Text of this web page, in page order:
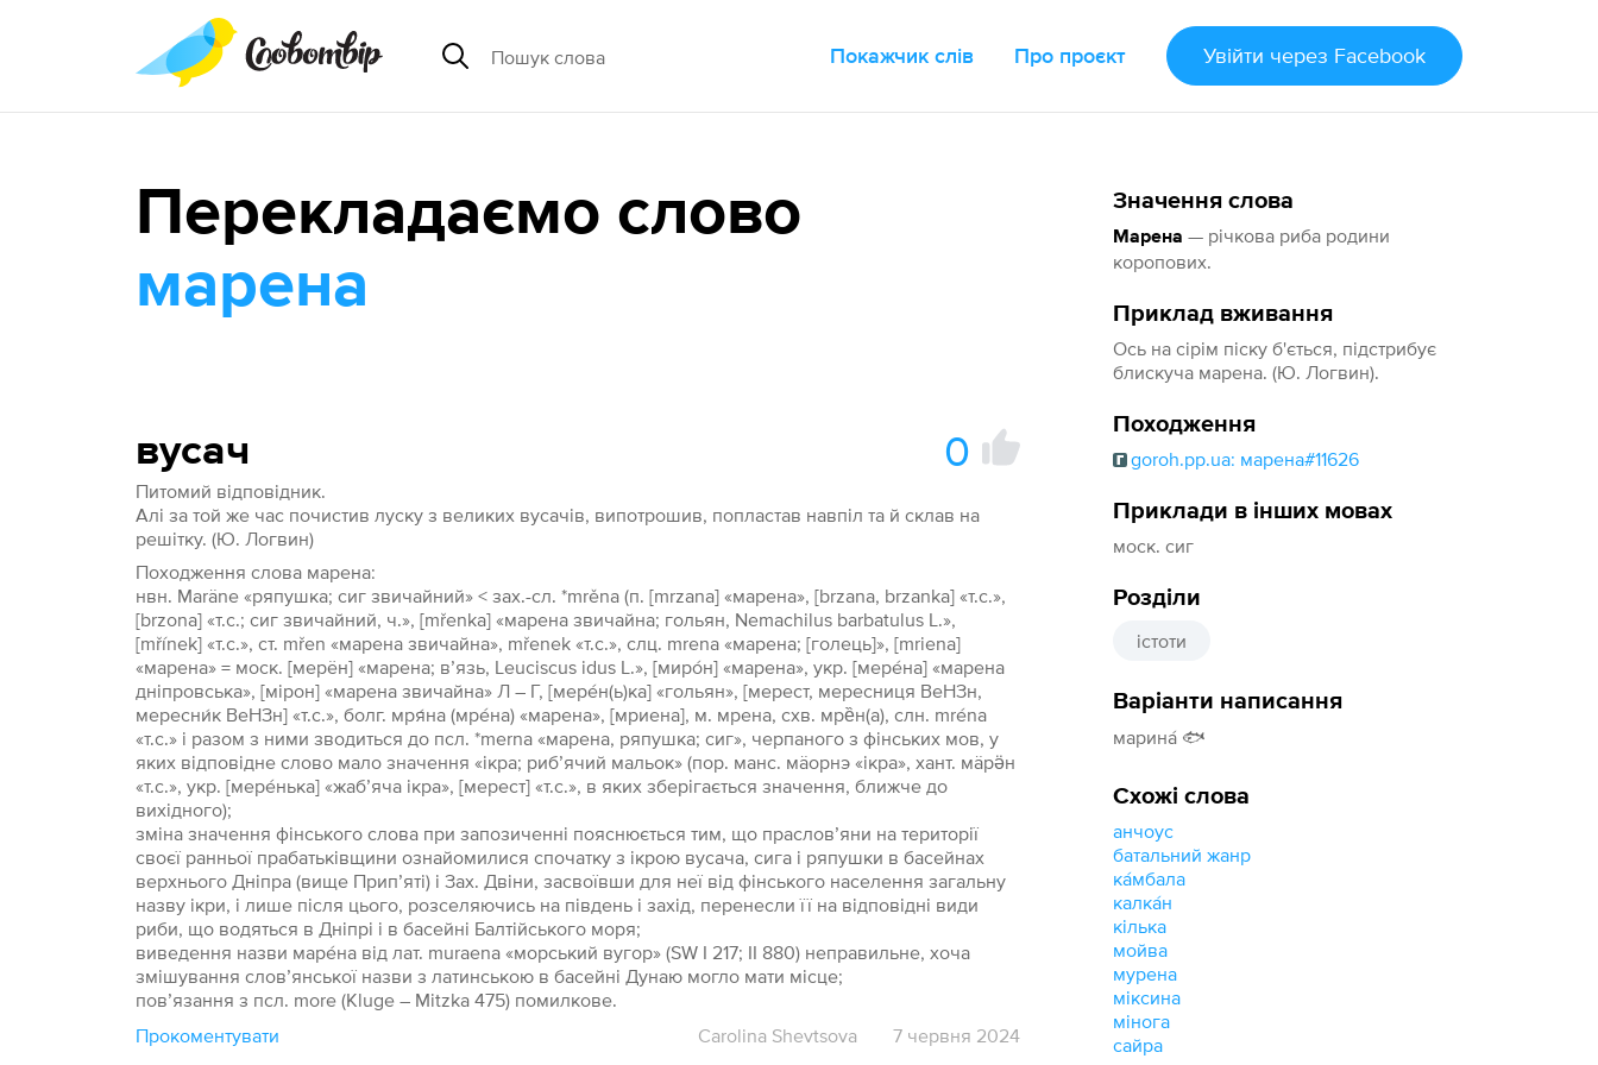
Покажчик слів Про проєкт Увійти через Facebook
Значення слова
Марена — річкова риба родини
коропових.
Приклад вживання
Ось на сірім піску б'ється, підстрибує
блискуча марена. (Ю. Логвин).
Походження
goroh.pp.ua: марена#11626
Приклади в інших мовах
моск. сиг
Розділи
істоти
Варіанти написання
марина́ 🐟
Схожі слова
анчоус
батальний жанр
ка́мбала
калка́н
кілька
мойва
мурена
міксина
мінога
сайра
Перекладаємо слово
марена
вусач 0
Питомий відповідник.
Алі за той же час почистив луску з великих вусачів, випотрошив, попластав навпіл та й склав на
решітку. (Ю. Логвин)
Походження слова марена:
нвн. Maräne «ряпушка; сиг звичайний» < зах.-сл. *mrěna (п. [mrzana] «марена», [brzana, brzanka] «т.с.»,
[brzona] «т.с.; сиг звичайний, ч.», [mřenka] «марена звичайна; гольян, Nemachilus barbatulus L.»,
[mřínek] «т.с.», ст. mřen «марена звичайна», mřenek «т.с.», слц. mrena «марена; [голець]», [mriena]
«марена» = моск. [мерён] «марена; в’язь, Leuciscus idus L.», [миро́н] «марена», укр. [мере́на] «марена
дніпровська», [мірон] «марена звичайна» Л – Г, [мере́н(ь)ка] «гольян», [мерест, мересниця ВеНЗн,
мересни́к ВеНЗн] «т.с.», болг. мря́на (мре́на) «марена», [мриена], м. мрена, схв. мрȅн(а), слн. mréna
«т.с.» і разом з ними зводиться до псл. *merna «марена, ряпушка; сиг», черпаного з фінських мов, у
яких відповідне слово мало значення «ікра; риб’ячий мальок» (пор. манс. мäoрнэ «ікра», хант. мäрӛн
«т.с.», укр. [мере́нька] «жаб’яча ікра», [мерест] «т.с.», в яких зберігається значення, ближче до
вихідного);
зміна значення фінського слова при запозиченні пояснюється тим, що праслов’яни на території
своєї ранньої прабатьківщини ознайомилися спочатку з ікрою вусача, сига і ряпушки в басейнах
верхнього Дніпра (вище Прип’яті) і Зах. Двіни, засвоївши для неї від фінського населення загальну
назву ікри, і лише після цього, розселяючись на південь і захід, перенесли її на відповідні види
риби, що водяться в Дніпрі і в басейні Балтійського моря;
виведення назви маре́на від лат. muraena «морський вугор» (SW І 217; II 880) неправильне, хоча
змішування слов’янської назви з латинською в басейні Дунаю могло мати місце;
пов’язання з псл. more (Kluge – Mitzka 475) помилкове.
Прокоментувати
Carolina Shevtsova 7 червня 2024